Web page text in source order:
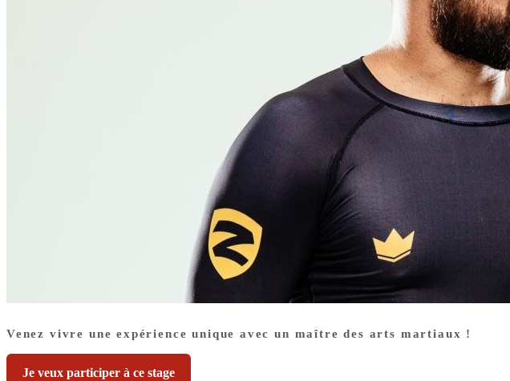
Venez vivre une expérience unique avec un maître des arts martiaux !
Je veux participer à ce stage